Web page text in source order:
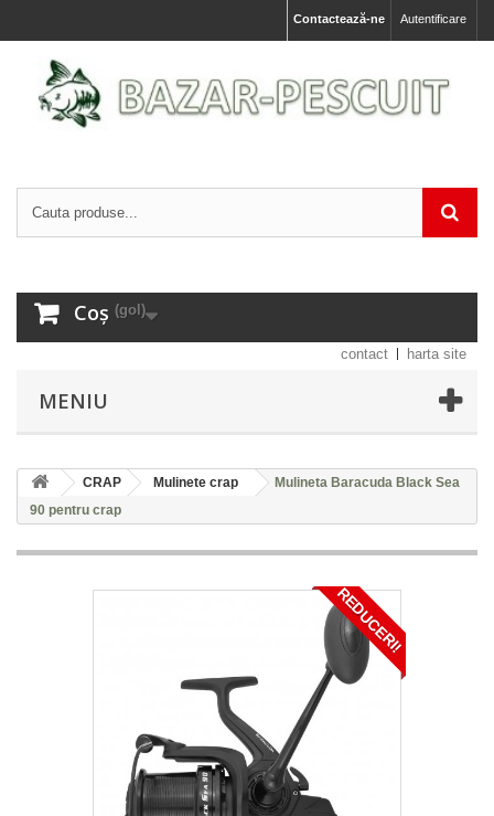
Autentificare
Contactează-ne
Coș (gol)
contact harta site
MENIU
CRAP Mulinete crap
Mulineta Baracuda Black Sea
90 pentru crap
REDUCERI!